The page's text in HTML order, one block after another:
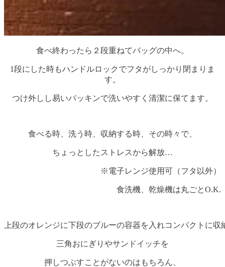
食べ終わったら２段重ねてバッグの中へ。
1段にした時もハンドルロックでフタがしっかり閉まりま
す。
つけ外しし易いパッキンで洗いやすく清潔に保てます。
食べる時、洗う時、収納する時、その時々で、
ちょっとしたストレスから解放…
※電子レンジ使用可（フタ以外）
食洗機、乾燥機は丸ごとO.K.
上段のオレンジに下段のブルーの容器を入れコンパクトに収
三角おにぎりやサンドイッチを
押しつぶすことがないのはもちろん、